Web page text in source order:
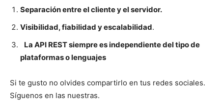
Separación entre el cliente y el servidor.
Visibilidad, fiabilidad y escalabilidad.
La API REST siempre es independiente del tipo de
plataformas o lenguajes
Si te gusto no olvides compartirlo en tus redes sociales.
Síguenos en las nuestras.